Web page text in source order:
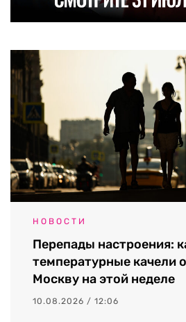
НОВОСТИ
Перепады настроения:
температурные качели
Москву на этой неделе
10.08.2026 / 12:06